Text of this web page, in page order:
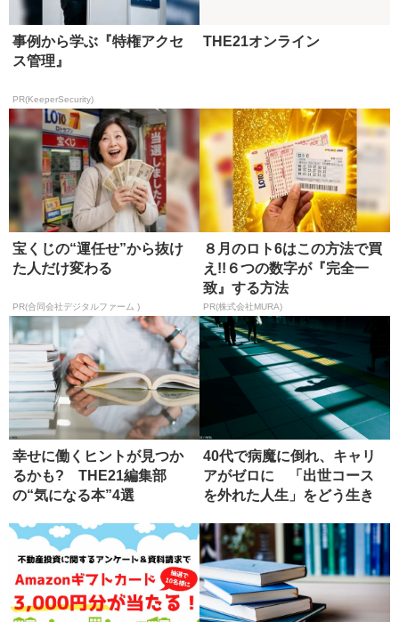
事例から学ぶ『特権アクセ
ス管理』
PR(KeeperSecurity)
THE21オンライン
宝くじの“運任せ”から抜け
た人だけ変わる
PR(合同会社デジタルファーム )
８月のロト6はこの方法で買
え!!６つの数字が『完全一
致』する方法
PR(株式会社MURA)
幸せに働くヒントが見つか
るかも? THE21編集部
の“気になる本”4選
40代で病魔に倒れ、キャリ
アがゼロに 「出世コース
を外れた人生」をどう生き